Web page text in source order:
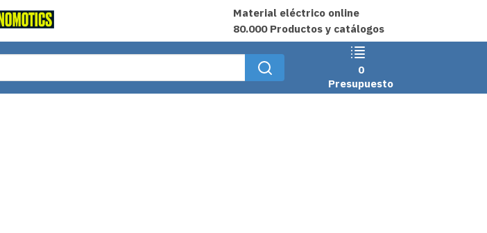
Material eléctrico online
80.000 Productos y catálogos
0
Presupuesto